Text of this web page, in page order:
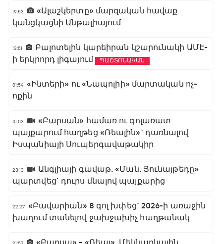
19:53
«Ալաշկերտը» մարզական հավաք
կանցկացնի Անթալիայում
13:51
Բալոտելին կարեիրան կշարունակի ԱՄԷ-
ի երկրորդ լիգայում
ՊԱՇՏՈՆԱԿԱՆ
01:54 «Ինտերի» ու «Նապոլիի» մարտական ոչ-
ոքին
01:03
«Բարսան» համառ ու գոլառատ
պայքարում հաղթեց «Ռեալին»` դառնալով
Իսպանիայի Սուպերգավաթակիր
23:13
Անգլիայի գավաթ. «Ման. Յունայթեդը»
պարտվեց` դուրս մնալով պայքարից
22:27 «Բավարիան» 8 գոլ խփեց` 2026-ի առաջին
խաղում տանելով ջախջախիչ հաղթանակ